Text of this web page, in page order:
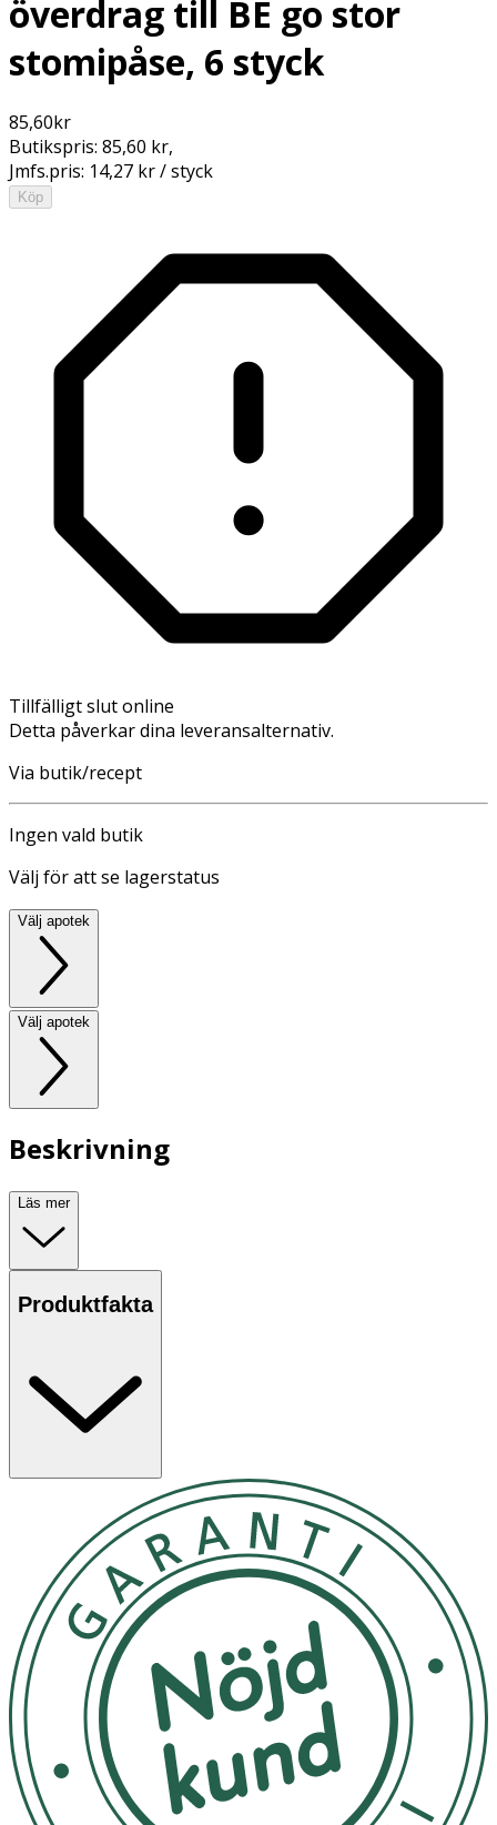
överdrag till BE go stor
stomipåse, 6 styck
85,60kr
Butikspris: 85,60 kr,
Jmfs.pris: 14,27 kr / styck
Köp
Tillfälligt slut online
Detta påverkar dina leveransalternativ.
Via butik/recept
Ingen vald butik
Välj för att se lagerstatus
Välj apotek
Välj apotek
Beskrivning
Läs mer
Produktfakta